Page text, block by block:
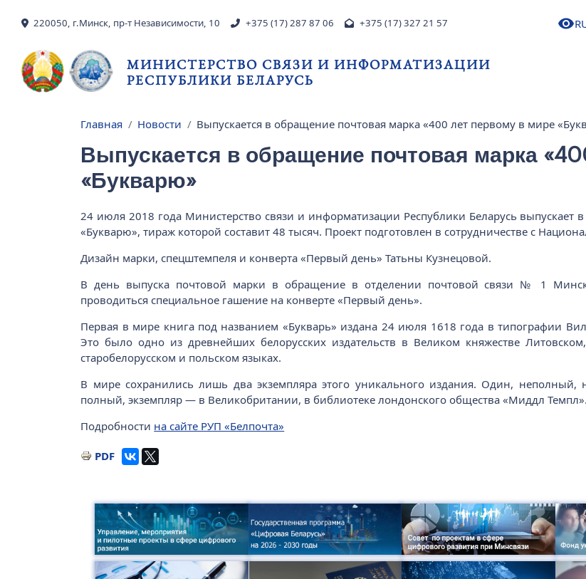
220050, г.Минск, пр-т Независимости, 10 +375 (17) 287 87 06 +375 (17) 327 21 57
МИНИСТЕРСТВО СВЯЗИ И ИНФОРМАТИЗАЦИИ
РЕСПУБЛИКИ БЕЛАРУСЬ
Строка навигации
Главная Новости Выпускается в обращение почтовая марка «400 лет первому в мире
Выпускается в обращение почтовая марка
«Букварю»
24 июля 2018 года Министерство связи и информатизации Республики Беларусь
«Букварю», тираж которой составит 48 тысяч. Проект подготовлен в сотрудничестве с
Дизайн марки, спецштемпеля и конверта «Первый день» Татьны Кузнецовой.
В день выпуска почтовой марки в обращение в отделении почтовой связи № 1
проводиться специальное гашение на конверте «Первый день».
Первая в мире книга под названием «Букварь» издана 24 июля 1618 года в типографии
Это было одно из древнейших белорусских издательств в Великом княжестве
старобелорусском и польском языках.
В мире сохранились лишь два экземпляра этого уникального издания. Один, неполный,
полный, экземпляр — в Великобритании, в библиотеке лондонского общества «Миддл Темпл».
Подробности на сайте РУП «Белпочта»
PDF